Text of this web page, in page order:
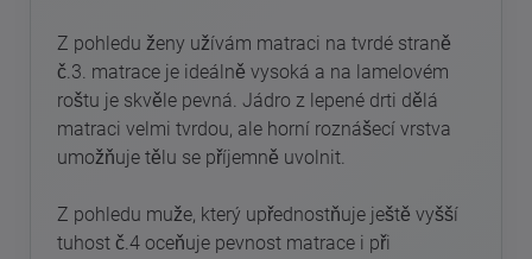
Z pohledu ženy užívám matraci na tvrdé straně
č.3. matrace je ideálně vysoká a na lamelovém
roštu je skvěle pevná. Jádro z lepené drti dělá
matraci velmi tvrdou, ale horní roznášecí vrstva
umožňuje tělu se příjemně uvolnit.
Z pohledu muže, který upřednostňuje ještě vyšší
tuhost č.4 oceňuje pevnost matrace i při